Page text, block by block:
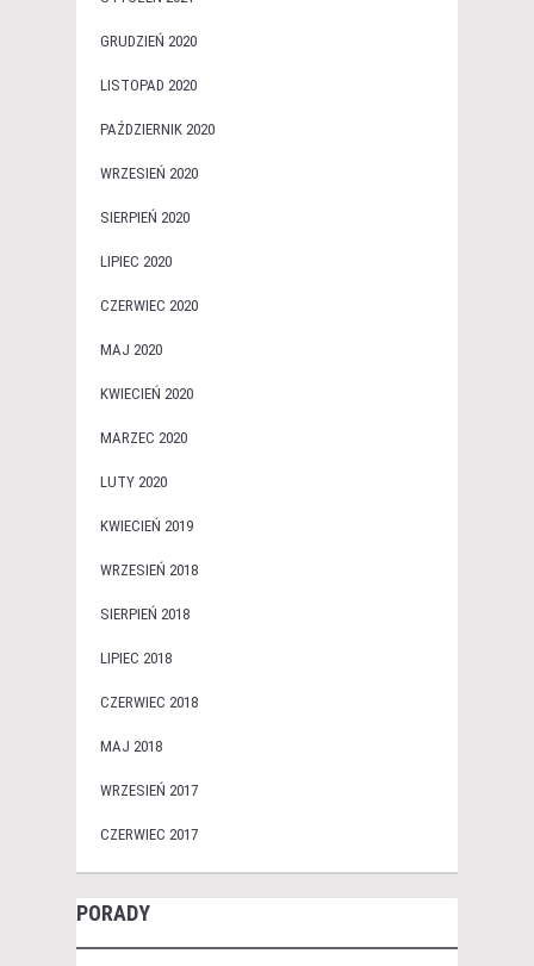
GRUDZIEŃ 2020
LISTOPAD 2020
PAŹDZIERNIK 2020
WRZESIEŃ 2020
SIERPIEŃ 2020
LIPIEC 2020
CZERWIEC 2020
MAJ 2020
KWIECIEŃ 2020
MARZEC 2020
LUTY 2020
KWIECIEŃ 2019
WRZESIEŃ 2018
SIERPIEŃ 2018
LIPIEC 2018
CZERWIEC 2018
MAJ 2018
WRZESIEŃ 2017
CZERWIEC 2017
PORADY